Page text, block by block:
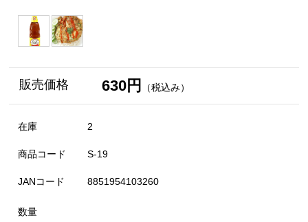
販売価格 630円 （税込み）
在庫 2
商品コード S-19
JANコード 8851954103260
数量